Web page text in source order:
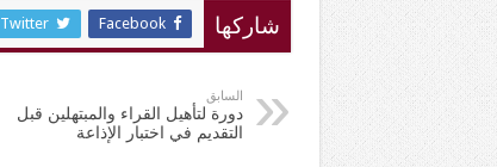
شاركها Facebook
Twitter
السابق
دورة لتأهيل القراء والمبتهلين قبل
التقديم في اختبار الإذاعة